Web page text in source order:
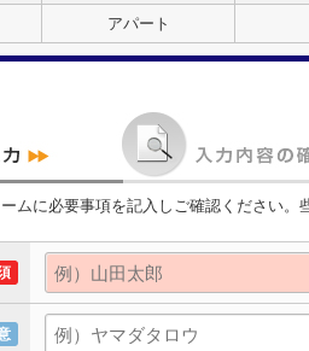
アパート
ムに必要事項を記入しご確認ください